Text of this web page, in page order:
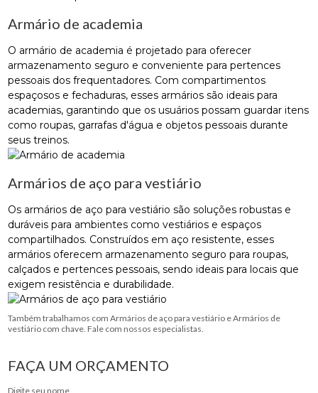
Armário de academia
O armário de academia é projetado para oferecer
armazenamento seguro e conveniente para pertences
pessoais dos frequentadores. Com compartimentos
espaçosos e fechaduras, esses armários são ideais para
academias, garantindo que os usuários possam guardar itens
como roupas, garrafas d'água e objetos pessoais durante
seus treinos.
Armários de aço para vestiário
Os armários de aço para vestiário são soluções robustas e
duráveis para ambientes como vestiários e espaços
compartilhados. Construídos em aço resistente, esses
armários oferecem armazenamento seguro para roupas,
calçados e pertences pessoais, sendo ideais para locais que
exigem resistência e durabilidade.
Também trabalhamos com Armários de aço para vestiário e Armários de
vestiário com chave. Fale com nossos especialistas.
FAÇA UM ORÇAMENTO
Digite seu nome